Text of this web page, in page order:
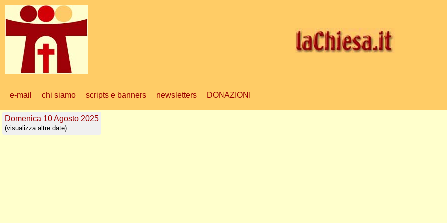
e-mail chi siamo scripts e banners newsletters DONAZIONI
Domenica 10 Agosto 2025
(visualizza altre date)